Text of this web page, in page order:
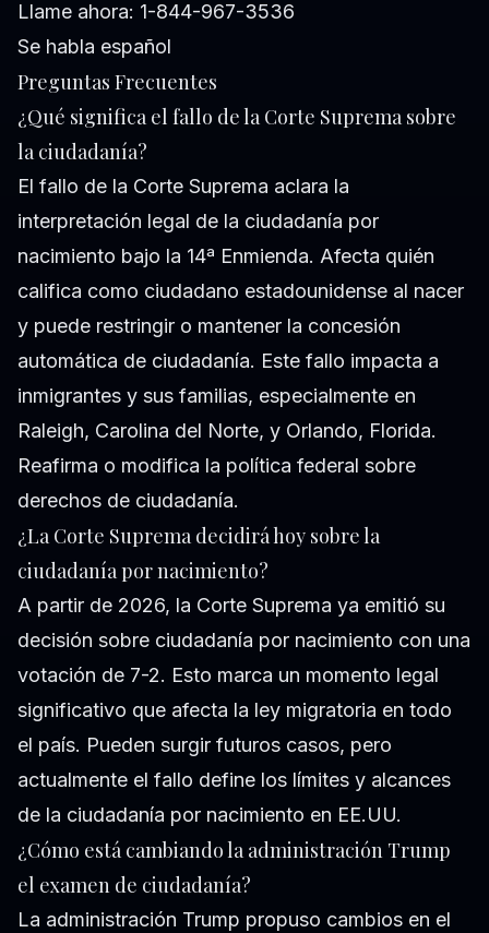
Llame ahora: 1-844-967-3536
Se habla español
Preguntas Frecuentes
¿Qué significa el fallo de la Corte Suprema sobre
la ciudadanía?
El fallo de la Corte Suprema aclara la
interpretación legal de la ciudadanía por
nacimiento bajo la 14ª Enmienda. Afecta quién
califica como ciudadano estadounidense al nacer
y puede restringir o mantener la concesión
automática de ciudadanía. Este fallo impacta a
inmigrantes y sus familias, especialmente en
Raleigh, Carolina del Norte, y Orlando, Florida.
Reafirma o modifica la política federal sobre
derechos de ciudadanía.
¿La Corte Suprema decidirá hoy sobre la
ciudadanía por nacimiento?
A partir de 2026, la Corte Suprema ya emitió su
decisión sobre ciudadanía por nacimiento con una
votación de 7-2. Esto marca un momento legal
significativo que afecta la ley migratoria en todo
el país. Pueden surgir futuros casos, pero
actualmente el fallo define los límites y alcances
de la ciudadanía por nacimiento en EE.UU.
¿Cómo está cambiando la administración Trump
el examen de ciudadanía?
La administración Trump propuso cambios en el